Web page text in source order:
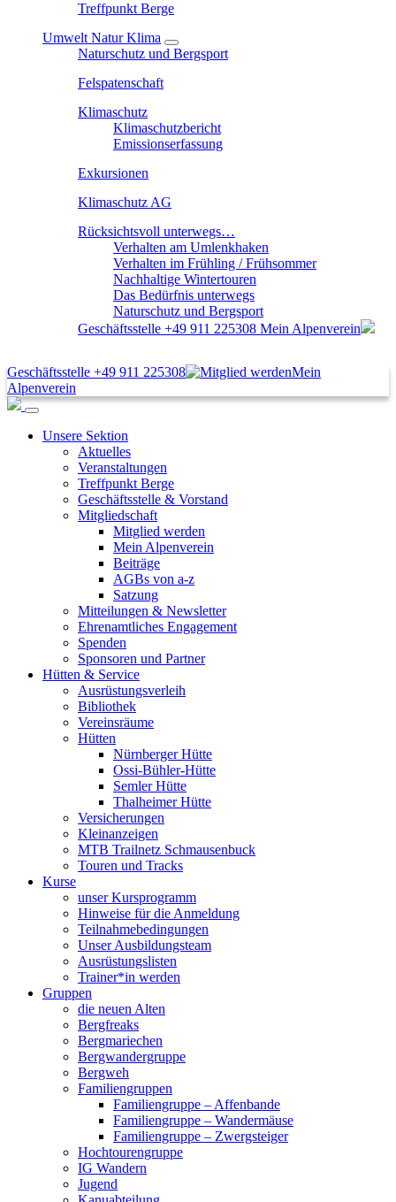
Treffpunkt Berge
Umwelt Natur Klima
Naturschutz und Bergsport
Felspatenschaft
Klimaschutz
Klimaschutzbericht
Emissionserfassung
Exkursionen
Klimaschutz AG
Rücksichtsvoll unterwegs…
Verhalten am Umlenkhaken
Verhalten im Frühling / Frühsommer
Nachhaltige Wintertouren
Das Bedürfnis unterwegs
Naturschutz und Bergsport
Geschäftsstelle +49 911 225308 Mein Alpenverein
Geschäftsstelle +49 911 225308
Mein
Alpenverein
Unsere Sektion
Aktuelles
Veranstaltungen
Treffpunkt Berge
Geschäftsstelle & Vorstand
Mitgliedschaft
Mitglied werden
Mein Alpenverein
Beiträge
AGBs von a-z
Satzung
Mitteilungen & Newsletter
Ehrenamtliches Engagement
Spenden
Sponsoren und Partner
Hütten & Service
Ausrüstungsverleih
Bibliothek
Vereinsräume
Hütten
Nürnberger Hütte
Ossi-Bühler-Hütte
Semler Hütte
Thalheimer Hütte
Versicherungen
Kleinanzeigen
MTB Trailnetz Schmausenbuck
Touren und Tracks
Kurse
unser Kursprogramm
Hinweise für die Anmeldung
Teilnahmebedingungen
Unser Ausbildungsteam
Ausrüstungslisten
Trainer*in werden
Gruppen
die neuen Alten
Bergfreaks
Bergmariechen
Bergwandergruppe
Bergweh
Familiengruppen
Familiengruppe – Affenbande
Familiengruppe – Wandermäuse
Familiengruppe – Zwergsteiger
Hochtourengruppe
IG Wandern
Jugend